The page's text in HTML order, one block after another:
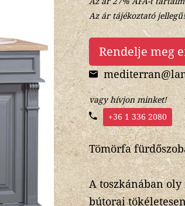
Az ár tájékoztató
Rendelje meg
vagy hívjon minket!
+36 1 336 2080
Tömörfa
A toszkánában
bútorai